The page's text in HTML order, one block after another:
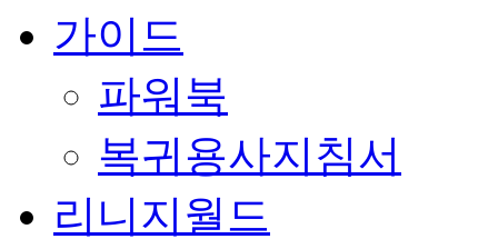
가이드
파워북
복귀용사지침서
리니지월드